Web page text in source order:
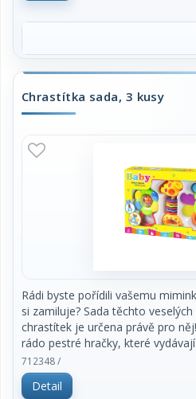
Chrastítka sada, 3 kusy
Rádi byste pořídili vašemu
si zamiluje? Sada těchto veselých
chrastítek je určena právě pro
rádo pestré hračky, které vydávají
zvuky a snadno se uchopí. S
chrastítky zažije děťátko mnoho
legrace a navíc si přitom rozvíjí
712348 /
Detail